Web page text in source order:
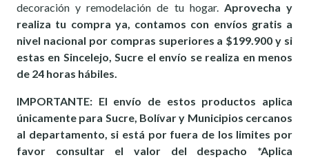
decoración y remodelación de tu hogar. Aprovecha y
realiza tu compra ya, contamos con envíos gratis a
nivel nacional por compras superiores a $199.900 y si
estas en Sincelejo, Sucre el envío se realiza en menos
de 24 horas hábiles.
IMPORTANTE: El envío de estos productos aplica
únicamente para Sucre, Bolívar y Municipios cercanos
al departamento, si está por fuera de los limites por
favor consultar el valor del despacho *Aplica